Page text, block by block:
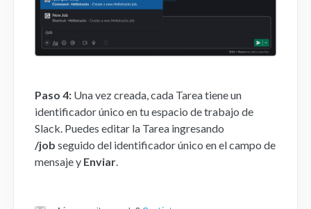
Paso 4: Una vez creada, cada Tarea tiene un
identificador único en tu espacio de trabajo de
Slack. Puedes editar la Tarea ingresando
/job seguido del identificador único en el campo de
mensaje y Enviar.